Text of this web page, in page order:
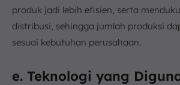
produk jadi lebih efisien, serta
distribusi, sehingga jumlah produksi
sesuai kebutuhan perusahaan.
e. Teknologi yang